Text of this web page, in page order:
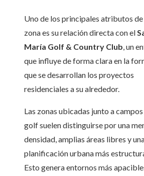
Uno de los principales atributos
zona es su relación directa con el
María Golf & Country Club, un
que influye de forma clara en la
que se desarrollan los proyectos
residenciales a su alrededor.
Las zonas ubicadas junto a
golf suelen distinguirse por una
densidad, amplias áreas libres y
planificación urbana más
Esto genera entornos más